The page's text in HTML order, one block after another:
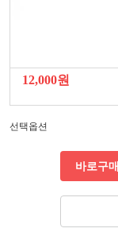
12,000원
선택옵션
바로구매